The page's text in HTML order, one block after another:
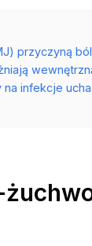
przyczyną
infekcje ucha